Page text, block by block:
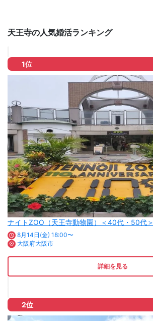
天王寺の人気婚活ランキング
1位
ナイトZOO（天王寺動物園）＜40代・50代＞
8月14日(金) 18:00〜
大阪府大阪市
詳細を見る
2位